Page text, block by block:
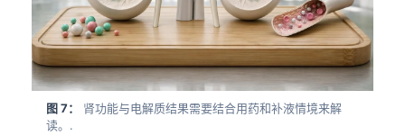
图 7：
肾功能与电解质结果需要结合用药和补液情境来解
读。.